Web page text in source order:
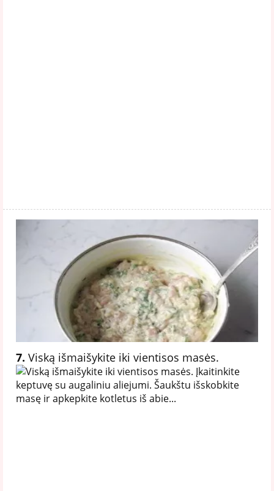
7. Viską išmaišykite iki vientisos masės.